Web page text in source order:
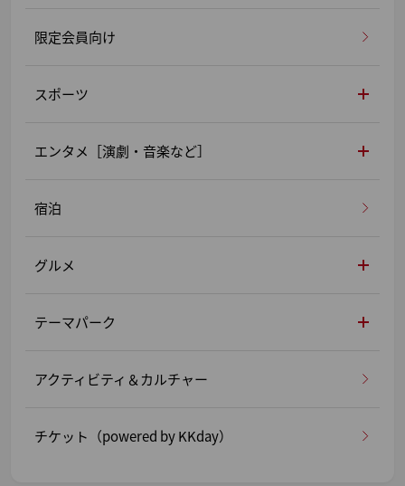
限定会員向け
スポーツ
エンタメ［演劇・音楽など］
宿泊
グルメ
テーマパーク
アクティビティ＆カルチャー
チケット（powered by KKday）